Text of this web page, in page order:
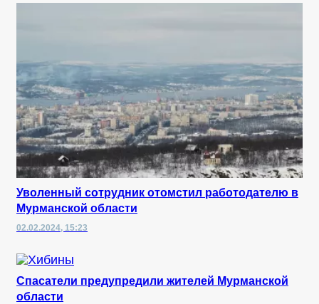
Уволенный сотрудник отомстил работодателю в
Мурманской области
02.02.2024, 15:23
Спасатели предупредили жителей Мурманской
области